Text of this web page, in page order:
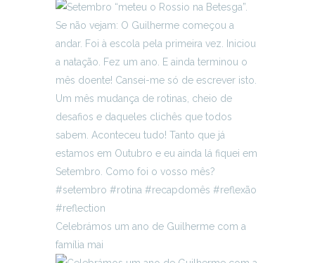
Celebrámos um ano de Guilherme com a
família mai